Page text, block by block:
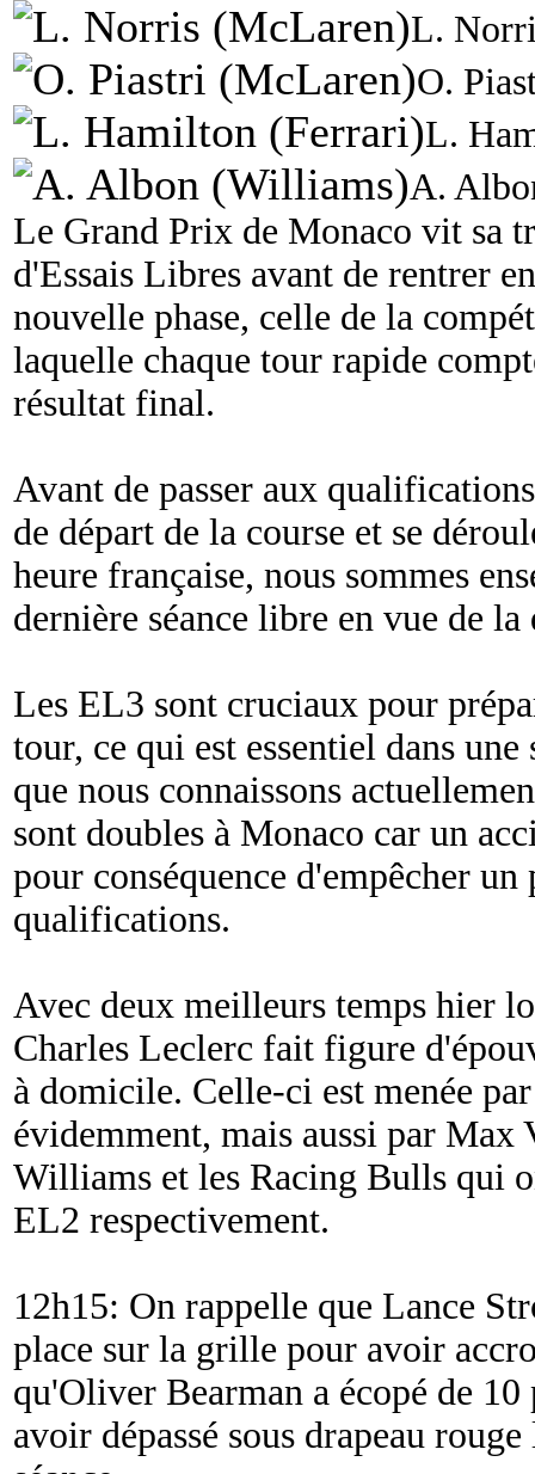
L.
O.
L.
A.
Le Grand Prix de Monaco vit sa
d'Essais Libres avant de rentrer
nouvelle phase, celle de la
laquelle chaque tour rapide
résultat final.
Avant de passer aux
de départ de la course et se
heure française, nous sommes
dernière séance libre en vue de
Les EL3 sont cruciaux pour
tour, ce qui est essentiel dans une
que nous connaissons
sont doubles à Monaco car un
pour conséquence d'empêcher
qualifications.
Avec deux meilleurs temps hier
Charles Leclerc fait figure
à domicile. Celle-ci est menée
évidemment, mais aussi par Max
Williams et les Racing Bulls qui
EL2 respectivement.
12h15: On rappelle que Lance
place sur la grille pour avoir
qu'Oliver Bearman a écopé de
avoir dépassé sous drapeau